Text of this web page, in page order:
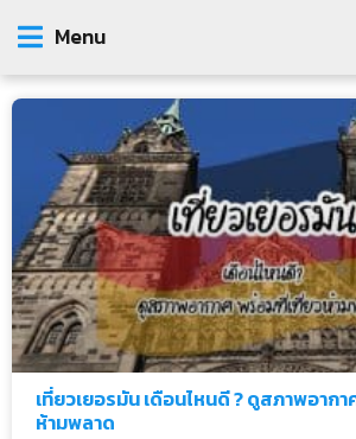
Menu
เที่ยวเยอรมัน เดือนไหนดี ? ดูสภาพอาก
ห้ามพลาด